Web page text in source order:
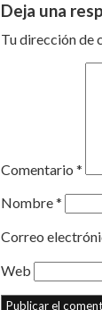
Deja una
Tu dirección de
Comentario *
Nombre*
Correo
Web